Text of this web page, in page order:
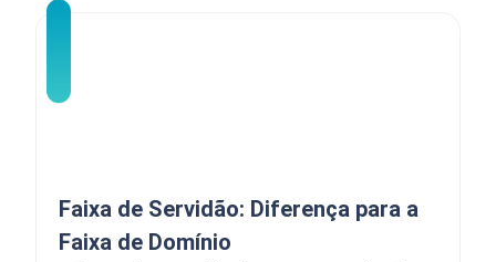
Faixa de Servidão: Diferença para a
Faixa de Domínio